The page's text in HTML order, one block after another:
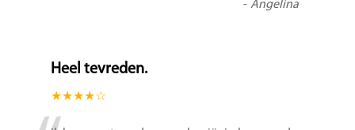
Angelina
Heel tevreden.
★★★★☆